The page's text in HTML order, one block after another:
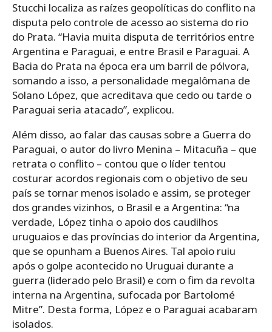
Stucchi localiza as raízes geopolíticas do conflito na
disputa pelo controle de acesso ao sistema do rio
do Prata. “Havia muita disputa de territórios entre
Argentina e Paraguai, e entre Brasil e Paraguai. A
Bacia do Prata na época era um barril de pólvora,
somando a isso, a personalidade megalômana de
Solano López, que acreditava que cedo ou tarde o
Paraguai seria atacado”, explicou.
Além disso, ao falar das causas sobre a Guerra do
Paraguai, o autor do livro Menina – Mitacuña – que
retrata o conflito – contou que o líder tentou
costurar acordos regionais com o objetivo de seu
país se tornar menos isolado e assim, se proteger
dos grandes vizinhos, o Brasil e a Argentina: “na
verdade, López tinha o apoio dos caudilhos
uruguaios e das províncias do interior da Argentina,
que se opunham a Buenos Aires. Tal apoio ruiu
após o golpe acontecido no Uruguai durante a
guerra (liderado pelo Brasil) e com o fim da revolta
interna na Argentina, sufocada por Bartolomé
Mitre”. Desta forma, López e o Paraguai acabaram
isolados.